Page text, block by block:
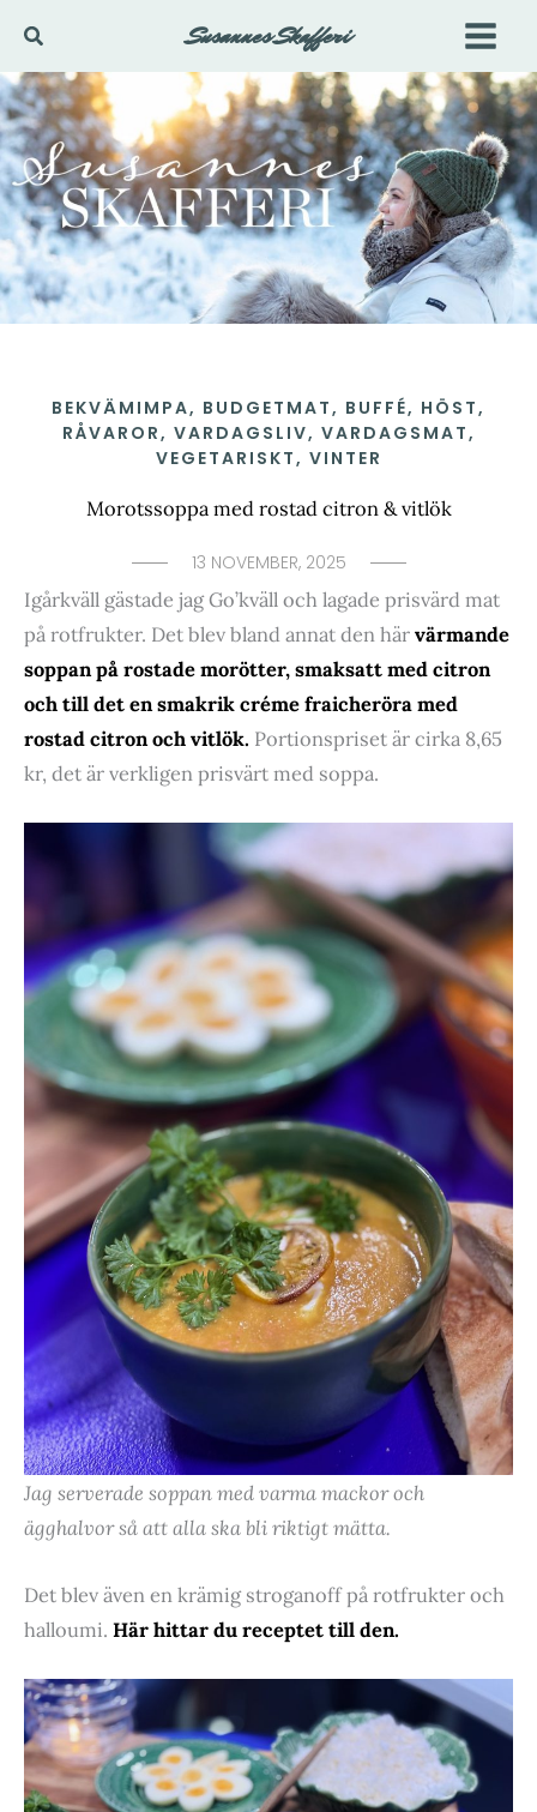
innehåll
Sök Susannes Skafferi
BEKVÄMIMPA, BUDGETMAT, BUFFÉ, HÖST,
RÅVAROR, VARDAGSLIV, VARDAGSMAT,
VEGETARISKT, VINTER
Morotssoppa med rostad citron & vitlök
13 NOVEMBER, 2025
Igårkväll gästade jag Go’kväll och lagade prisvärd mat
på rotfrukter. Det blev bland annat den härvärmande
soppan på rostade morötter, smaksatt med citron
och till det en smakrik créme fraicheröra med
rostad citron och vitlök. Portionspriset är cirka 8,65
kr, det är verkligen prisvärt med soppa.
Jag serverade soppan med varma mackor och
ägghalvor så att alla ska bli riktigt mätta.
Det blev även en krämig stroganoff på rotfrukter och
halloumi. Här hittar du receptet till den.